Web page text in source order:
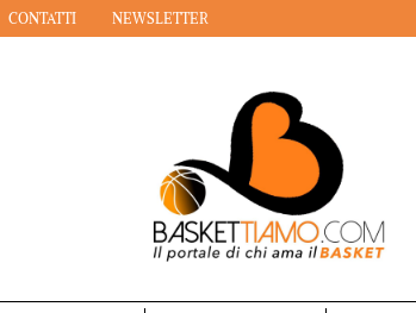
CONTATTI NEWSLETTER